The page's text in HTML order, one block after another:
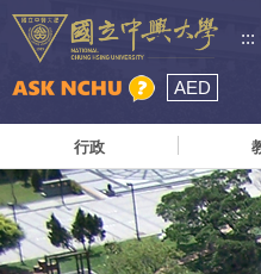
:::
AED
行政